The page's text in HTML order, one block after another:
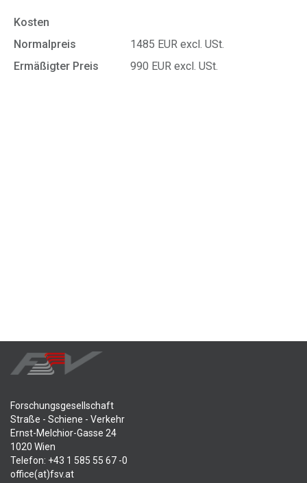
Kosten
Normalpreis
1485 EUR excl. USt.
Ermäßigter Preis
990 EUR excl. USt.
Forschungsgesellschaft
Straße - Schiene - Verkehr
Ernst-Melchior-Gasse 24
1020 Wien
Telefon: +43 1 585 55 67 -0
office(at)fsv.at